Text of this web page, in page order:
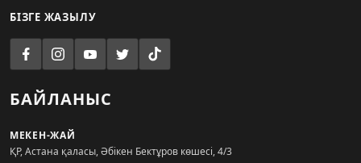
БІЗГЕ ЖАЗЫЛУ
БАЙЛАНЫС
МЕКЕН-ЖАЙ
ҚР, Астана қаласы, Әбікен Бектұров көшесі, 4/3